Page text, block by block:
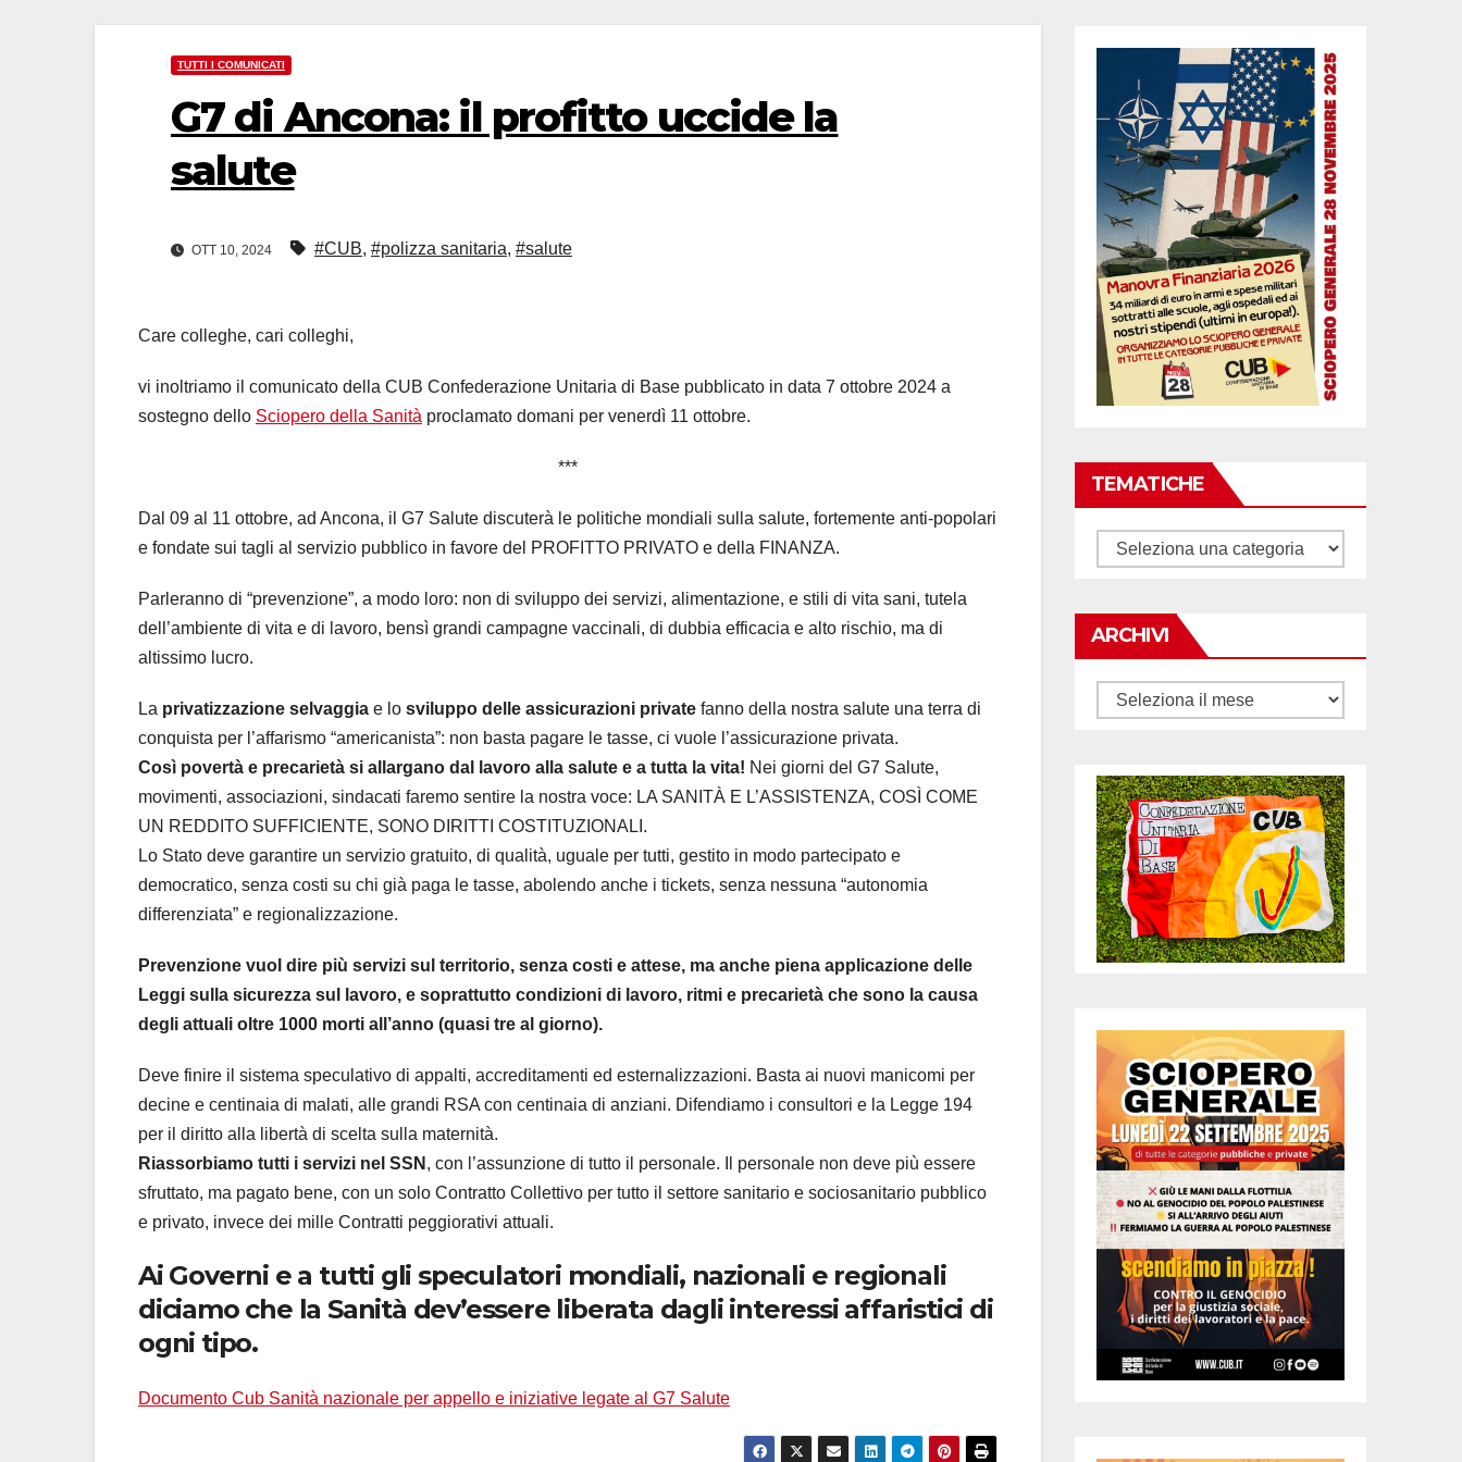
TUTTI I COMUNICATI
G7 di Ancona: il profitto uccide la
salute
OTT 10, 2024 #CUB, #polizza sanitaria, #salute
Care colleghe, cari colleghi,
vi inoltriamo il comunicato della CUB Confederazione Unitaria di Base pubblicato in data 7 ottobre 2024 a
sostegno dello Sciopero della Sanità proclamato domani per venerdì 11 ottobre.
***
Dal 09 al 11 ottobre, ad Ancona, il G7 Salute discuterà le politiche mondiali sulla salute, fortemente anti-popolari
e fondate sui tagli al servizio pubblico in favore del PROFITTO PRIVATO e della FINANZA.
Parleranno di “prevenzione”, a modo loro: non di sviluppo dei servizi, alimentazione, e stili di vita sani, tutela
dell’ambiente di vita e di lavoro, bensì grandi campagne vaccinali, di dubbia efficacia e alto rischio, ma di
altissimo lucro.
La privatizzazione selvaggia e lo sviluppo delle assicurazioni private fanno della nostra salute una terra di
conquista per l’affarismo “americanista”: non basta pagare le tasse, ci vuole l’assicurazione privata.
Così povertà e precarietà si allargano dal lavoro alla salute e a tutta la vita! Nei giorni del G7 Salute,
movimenti, associazioni, sindacati faremo sentire la nostra voce: LA SANITÀ E L’ASSISTENZA, COSÌ COME
UN REDDITO SUFFICIENTE, SONO DIRITTI COSTITUZIONALI.
Lo Stato deve garantire un servizio gratuito, di qualità, uguale per tutti, gestito in modo partecipato e
democratico, senza costi su chi già paga le tasse, abolendo anche i tickets, senza nessuna “autonomia
differenziata” e regionalizzazione.
Prevenzione vuol dire più servizi sul territorio, senza costi e attese, ma anche piena applicazione delle
Leggi sulla sicurezza sul lavoro, e soprattutto condizioni di lavoro, ritmi e precarietà che sono la causa
degli attuali oltre 1000 morti all’anno (quasi tre al giorno).
Deve finire il sistema speculativo di appalti, accreditamenti ed esternalizzazioni. Basta ai nuovi manicomi per
decine e centinaia di malati, alle grandi RSA con centinaia di anziani. Difendiamo i consultori e la Legge 194
per il diritto alla libertà di scelta sulla maternità.
Riassorbiamo tutti i servizi nel SSN , con l’assunzione di tutto il personale. Il personale non deve più essere
sfruttato, ma pagato bene, con un solo Contratto Collettivo per tutto il settore sanitario e sociosanitario pubblico
e privato, invece dei mille Contratti peggiorativi attuali.
Ai Governi e a tutti gli speculatori mondiali, nazionali e regionali
diciamo che la Sanità dev’essere liberata dagli interessi affaristici di
ogni tipo.
Documento Cub Sanità nazionale per appello e iniziative legate al G7 Salute
TEMATICHE
Tematiche
ARCHIVI
Archivi